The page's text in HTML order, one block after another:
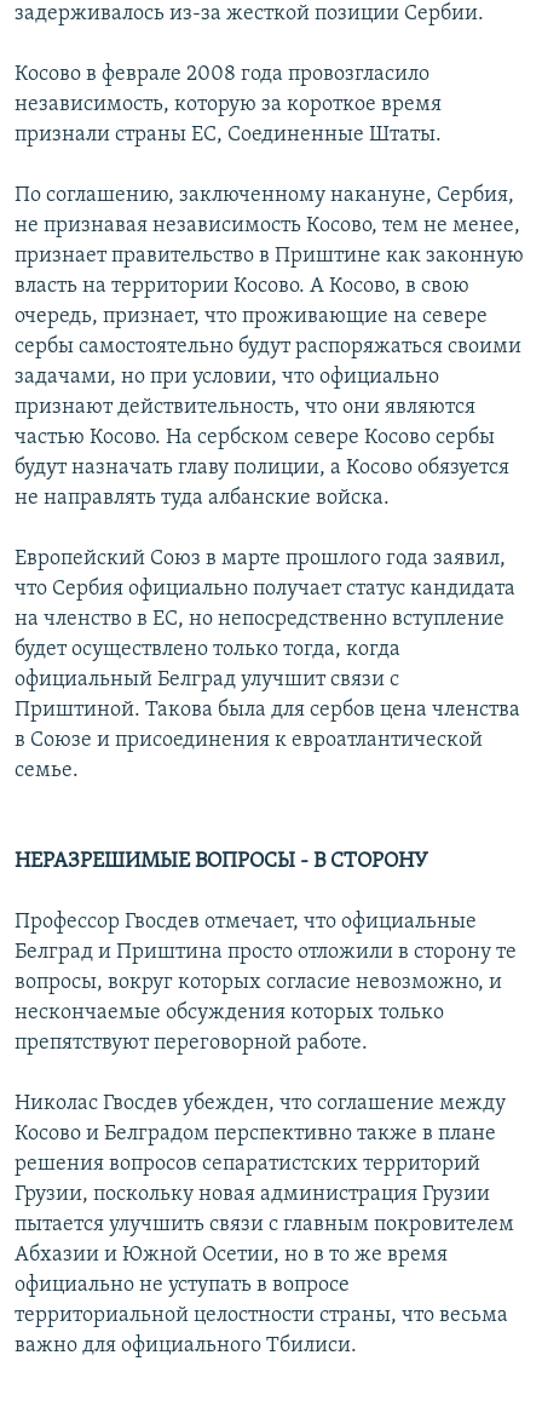
задерживалось из-за жесткой позиции Сербии.
Косово в феврале 2008 года провозгласило
независимость, которую за короткое время
признали страны ЕС, Соединенные Штаты.
По соглашению, заключенному накануне, Сербия,
не признавая независимость Косово, тем не менее,
признает правительство в Приштине как законную
власть на территории Косово. А Косово, в свою
очередь, признает, что проживающие на севере
сербы самостоятельно будут распоряжаться своими
задачами, но при условии, что официально
признают действительность, что они являются
частью Косово. На сербском севере Косово сербы
будут назначать главу полиции, а Косово обязуется
не направлять туда албанские войска.
Европейский Союз в марте прошлого года заявил,
что Сербия официально получает статус кандидата
на членство в ЕС, но непосредственно вступление
будет осуществлено только тогда, когда
официальный Белград улучшит связи с
Приштиной. Такова была для сербов цена членства
в Союзе и присоединения к евроатлантической
семье.
НЕРАЗРЕШИМЫЕ ВОПРОСЫ - В СТОРОНУ
Профессор Гвосдев отмечает, что официальные
Белград и Приштина просто отложили в сторону те
вопросы, вокруг которых согласие невозможно, и
нескончаемые обсуждения которых только
препятствуют переговорной работе.
Николас Гвосдев убежден, что соглашение между
Косово и Белградом перспективно также в плане
решения вопросов сепаратистских территорий
Грузии, поскольку новая администрация Грузии
пытается улучшить связи с главным покровителем
Абхазии и Южной Осетии, но в то же время
официально не уступать в вопросе
территориальной целостности страны, что весьма
важно для официального Тбилиси.